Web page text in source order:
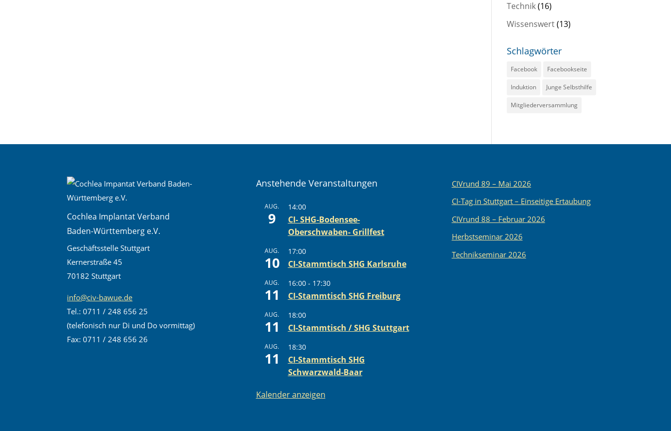
Technik(16)
Wissenswert(13)
Schlagwörter
Facebook Facebookseite
Induktion Junge Selbsthilfe
Mitgliederversammlung
Cochlea Implantat Verband
Baden-Württemberg e.V.
Geschäftsstelle Stuttgart
Kernerstraße 45
70182 Stuttgart
info@civ-bawue.de
Tel.: 0711 / 248 656 25
(telefonisch nur Di und Do vormittag)
Fax: 0711 / 248 656 26
Anstehende Veranstaltungen
AUG.
9
14:00
CI- SHG-Bodensee-
Oberschwaben- Grillfest
AUG.
10
17:00
CI-Stammtisch SHG Karlsruhe
AUG.
11
16:00- 17:30
CI-Stammtisch SHG Freiburg
AUG.
11
18:00
CI-Stammtisch / SHG Stuttgart
AUG.
11
18:30
CI-Stammtisch SHG
Schwarzwald-Baar
Kalender anzeigen
CIVrund 89 – Mai 2026
CI-Tag in Stuttgart – Einseitige Ertaubung
CIVrund 88 – Februar 2026
Herbstseminar 2026
Technikseminar 2026